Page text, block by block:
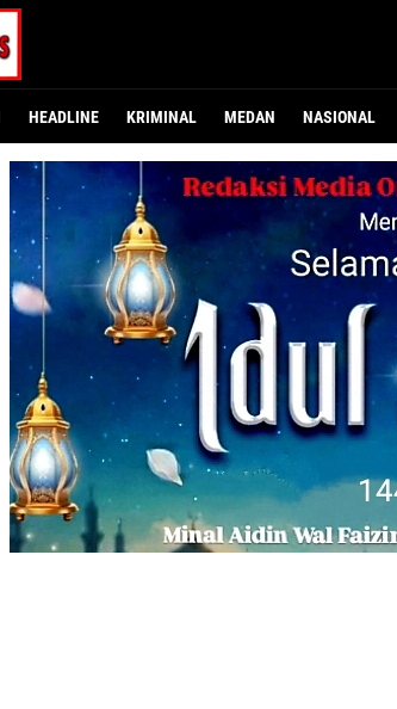
HEADLINE KRIMINAL MEDAN NASIONAL